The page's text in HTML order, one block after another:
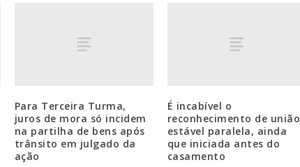
Para Terceira Turma,
juros de mora só incidem
na partilha de bens após
trânsito em julgado da
ação
É incabível o
reconhecimento de união
estável paralela, ainda
que iniciada antes do
casamento